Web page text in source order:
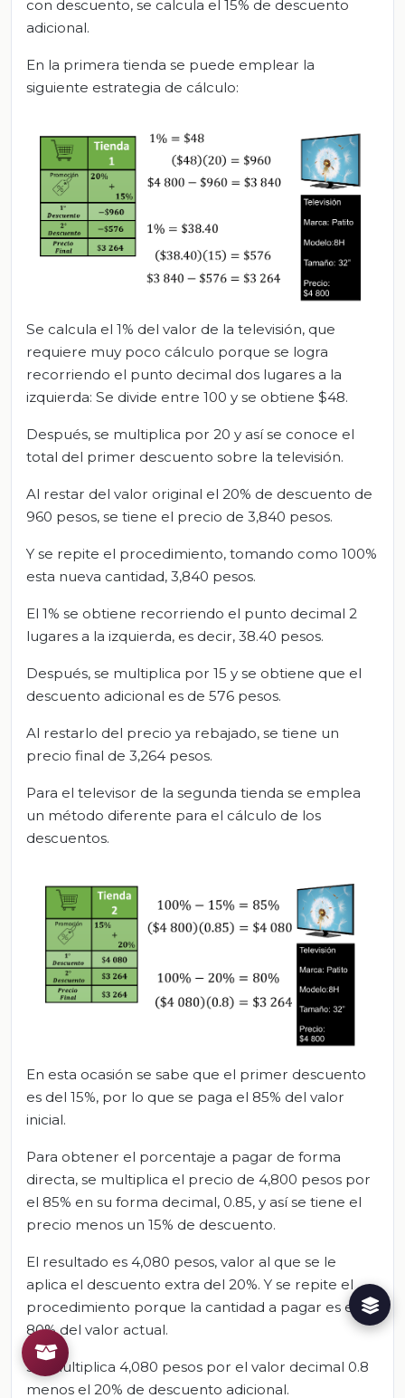
con descuento, se calcula el 15% de descuento
adicional.
En la primera tienda se puede emplear la
siguiente estrategia de cálculo:
Se calcula el 1% del valor de la televisión, que
requiere muy poco cálculo porque se logra
recorriendo el punto decimal dos lugares a la
izquierda: Se divide entre 100 y se obtiene $48.
Después, se multiplica por 20 y así se conoce el
total del primer descuento sobre la televisión.
Al restar del valor original el 20% de descuento de
960 pesos, se tiene el precio de 3,840 pesos.
Y se repite el procedimiento, tomando como 100%
esta nueva cantidad, 3,840 pesos.
El 1% se obtiene recorriendo el punto decimal 2
lugares a la izquierda, es decir, 38.40 pesos.
Después, se multiplica por 15 y se obtiene que el
descuento adicional es de 576 pesos.
Al restarlo del precio ya rebajado, se tiene un
precio final de 3,264 pesos.
Para el televisor de la segunda tienda se emplea
un método diferente para el cálculo de los
descuentos.
En esta ocasión se sabe que el primer descuento
es del 15%, por lo que se paga el 85% del valor
inicial.
Para obtener el porcentaje a pagar de forma
directa, se multiplica el precio de 4,800 pesos por
el 85% en su forma decimal, 0.85, y así se tiene el
precio menos un 15% de descuento.
El resultado es 4,080 pesos, valor al que se le
aplica el descuento extra del 20%. Y se repite el
procedimiento porque la cantidad a pagar es el
80% del valor actual.
Se multiplica 4,080 pesos por el valor decimal 0.8
menos el 20% de descuento adicional.